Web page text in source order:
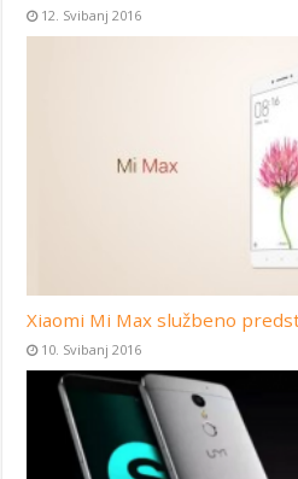
12. Svibanj 2016
Xiaomi Mi Max službeno
10. Svibanj 2016